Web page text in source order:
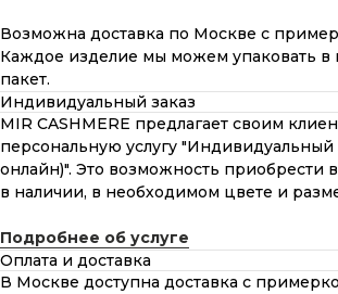
Возможна доставка по Москве с
Каждое изделие мы можем упаковать в
пакет.
Индивидуальный заказ
MIR CASHMERE предлагает своим
персональную услугу "Индивидуальный
онлайн)". Это возможность приобрести
в наличии, в необходимом цвете и
Подробнее об услуге
Оплата и доставка
В Москве доступна доставка с